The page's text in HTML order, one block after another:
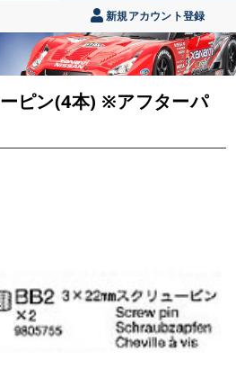
新規アカウント登録
ピン(4本) ※アフターパ